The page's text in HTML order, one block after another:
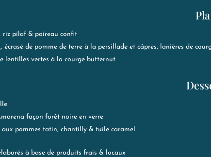
riz pilaf & poireau confit
écrasé de pomme de terre à la persillade et câpres, lanières de
lentilles vertes à la courge butternut
façon forêt noire en verre
aux pommes tatin, chantilly & tuile caramel
à base de produits frais & locaux